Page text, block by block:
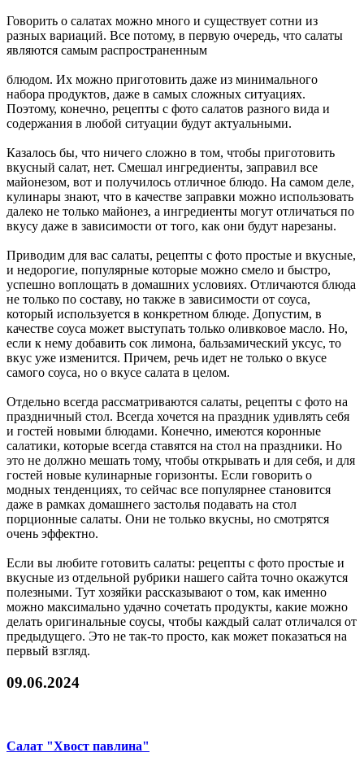
Говорить о салатах можно много и существует сотни из
разных вариаций. Все потому, в первую очередь, что салаты
являются самым распространенным
блюдом. Их можно приготовить даже из минимального
набора продуктов, даже в самых сложных ситуациях.
Поэтому, конечно, рецепты с фото салатов разного вида и
содержания в любой ситуации будут актуальными.
Казалось бы, что ничего сложно в том, чтобы приготовить
вкусный салат, нет. Смешал ингредиенты, заправил все
майонезом, вот и получилось отличное блюдо. На самом деле,
кулинары знают, что в качестве заправки можно использовать
далеко не только майонез, а ингредиенты могут отличаться по
вкусу даже в зависимости от того, как они будут нарезаны.
Приводим для вас салаты, рецепты с фото простые и вкусные,
и недорогие, популярные которые можно смело и быстро,
успешно воплощать в домашних условиях. Отличаются блюда
не только по составу, но также в зависимости от соуса,
который используется в конкретном блюде. Допустим, в
качестве соуса может выступать только оливковое масло. Но,
если к нему добавить сок лимона, бальзамический уксус, то
вкус уже изменится. Причем, речь идет не только о вкусе
самого соуса, но о вкусе салата в целом.
Отдельно всегда рассматриваются салаты, рецепты с фото на
праздничный стол. Всегда хочется на праздник удивлять себя
и гостей новыми блюдами. Конечно, имеются коронные
салатики, которые всегда ставятся на стол на праздники. Но
это не должно мешать тому, чтобы открывать и для себя, и для
гостей новые кулинарные горизонты. Если говорить о
модных тенденциях, то сейчас все популярнее становится
даже в рамках домашнего застолья подавать на стол
порционные салаты. Они не только вкусны, но смотрятся
очень эффектно.
Если вы любите готовить салаты: рецепты с фото простые и
вкусные из отдельной рубрики нашего сайта точно окажутся
полезными. Тут хозяйки рассказывают о том, как именно
можно максимально удачно сочетать продукты, какие можно
делать оригинальные соусы, чтобы каждый салат отличался от
предыдущего. Это не так-то просто, как может показаться на
первый взгляд.
09.06.2024
Салат "Хвост павлина"